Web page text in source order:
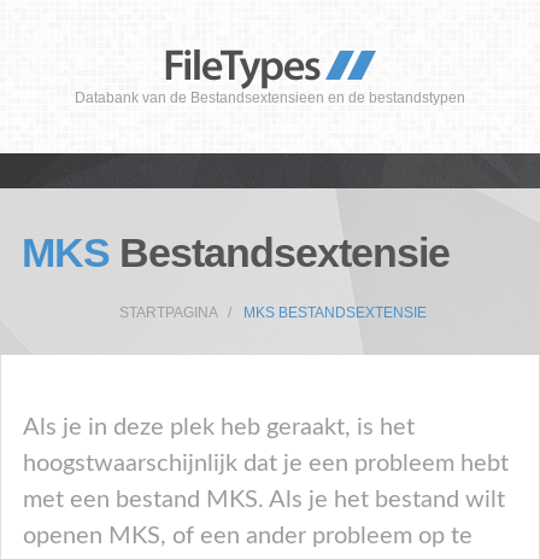
Databank van de Bestandsextensieen en de bestandstypen
MKS Bestandsextensie
STARTPAGINA MKS BESTANDSEXTENSIE
Als je in deze plek heb geraakt, is het
hoogstwaarschijnlijk dat je een probleem hebt
met een bestand MKS. Als je het bestand wilt
openen MKS, of een ander probleem op te